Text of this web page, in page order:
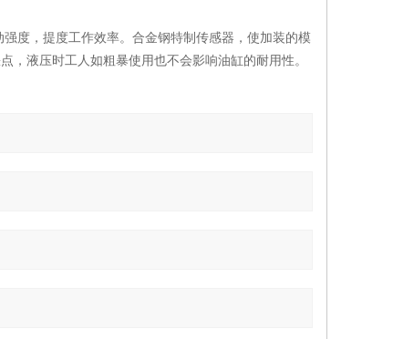
度，提度工作效率。合金钢特制传感器，使加装的模
，液压时工人如粗暴使用也不会影响油缸的耐用性。